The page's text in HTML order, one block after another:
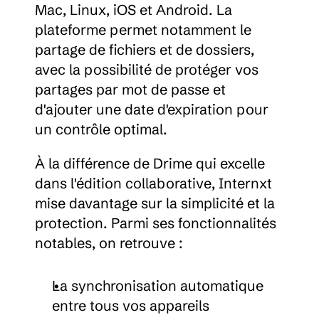
Mac, Linux, iOS et Android. La
plateforme permet notamment le
partage de fichiers et de dossiers,
avec la possibilité de protéger vos
partages par mot de passe et
d'ajouter une date d'expiration pour
un contrôle optimal.
À la différence de Drime qui excelle
dans l'édition collaborative, Internxt
mise davantage sur la simplicité et la
protection. Parmi ses fonctionnalités
notables, on retrouve :
La synchronisation automatique
entre tous vos appareils